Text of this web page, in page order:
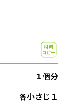
１個分
各小さじ１